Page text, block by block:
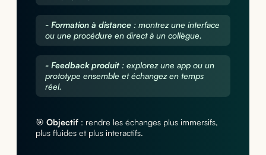
- Formation à distance: montrez une interface
ou une procédure en direct à un collègue.
- Feedback produit: explorez une app ou un
prototype ensemble et échangez en temps
réel.
🎯 Objectif: rendre les échanges plus immersifs,
plus fluides et plus interactifs.